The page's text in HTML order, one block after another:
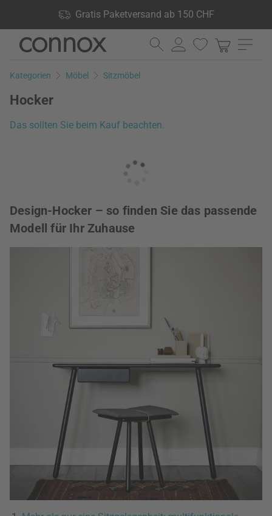
Gratis Paketversand ab 150 CHF
Produkte lagernd, 60 Tage Rückgaberecht
Direkt
Seiteninhalt
Direkt
Suchfeld
Kategorien Möbel Sitzmöbel
Hocker
Das sollten Sie beim Kauf beachten.
Design-Hocker – so finden Sie das passende
Modell für Ihr Zuhause